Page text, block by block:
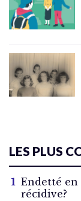
LES PLUS
Endetté en
récidive?